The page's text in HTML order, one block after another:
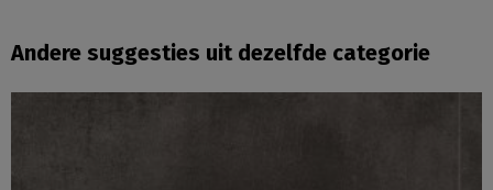
Andere suggesties uit dezelfde categorie